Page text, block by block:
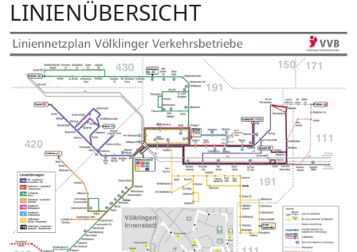
LINIENÜBERSICHT